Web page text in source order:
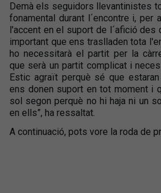
Demà els seguidors llevantinistes
fonamental durant l´encontre i, per
l'accent en el suport de l´afició des
important que ens traslladen tota
ho necessitarà el partit per la
que serà un partit complicat i
Estic agraït perquè sé que
ens donen suport en tot moment i
sol segon perquè no hi haja ni un
en ells”, ha ressaltat.
A continuació, pots vore la roda de